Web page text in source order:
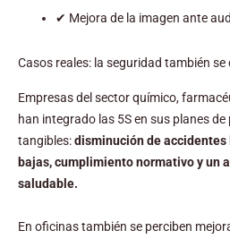
✔ Mejora de la imagen ante
Casos reales: la seguridad también se
Empresas del sector químico,
han integrado las 5S en sus planes
tangibles:disminución de
bajas, cumplimiento normativo y un
saludable.
En oficinas también se perciben